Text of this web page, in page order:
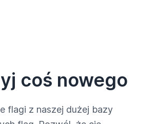
coś nowego
flagi z naszej dużej bazy